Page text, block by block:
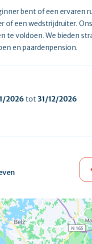
bent of een ervaren
of een wedstrijdruiter.
te voldoen. We bieden
en paardenpension.
2026 tot31/12/2026